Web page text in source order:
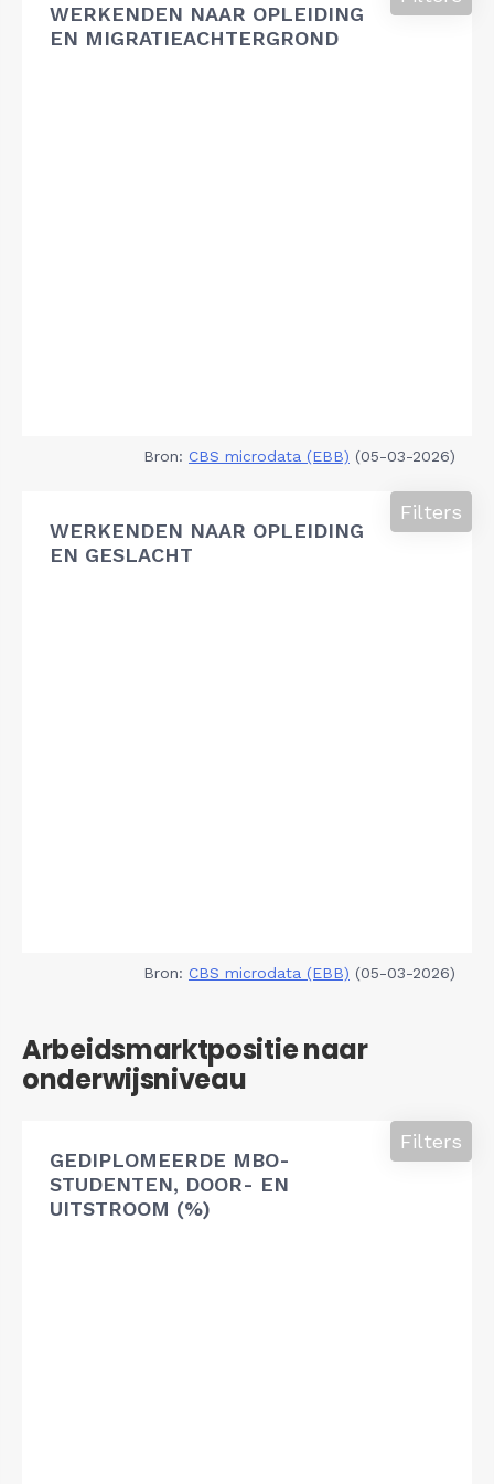
WERKENDEN NAAR OPLEIDING
EN MIGRATIEACHTERGROND
Bron: CBS microdata (EBB) (05-03-2026)
WERKENDEN NAAR OPLEIDING
EN GESLACHT
Filters
Bron: CBS microdata (EBB) (05-03-2026)
Arbeidsmarktpositie naar
onderwijsniveau
GEDIPLOMEERDE MBO-
STUDENTEN, DOOR- EN
UITSTROOM (%)
Filters